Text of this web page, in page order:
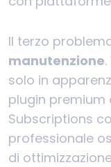
Il terzo
manutenzione
solo in
plugin
Subscriptions
professionale
di